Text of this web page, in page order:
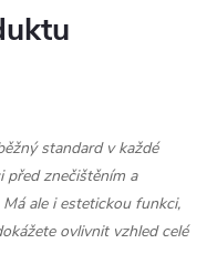
standard v každé
před znečištěním a
ale i estetickou funkci,
ovlivnit vzhled celé